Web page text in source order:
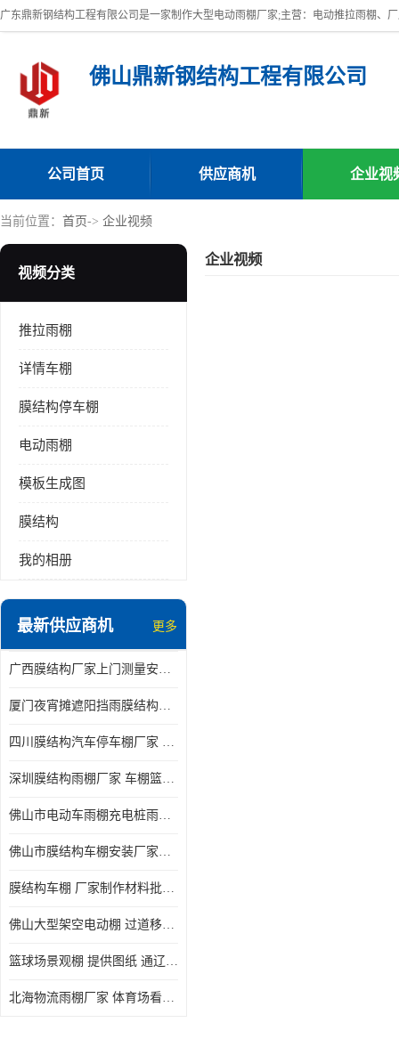
佛山鼎新钢结构工程有限公司
公司首页 供应商机 企业视
当前位置： 首页-> 企业视频
视频分类
推拉雨棚
详情车棚
膜结构停车棚
电动雨棚
模板生成图
膜结构
我的相册
最新供应商机 更多
广西膜结构厂家上门测量安装发货，厂家发货没有差价
厦门夜宵摊遮阳挡雨膜结构雨棚设计 上门测量 款式多
四川膜结构汽车停车棚厂家 款式多 提供报价
深圳膜结构雨棚厂家 车棚篮球场体育看台 规格多样
佛山市电动车雨棚充电桩雨棚小区电动车棚
佛山市膜结构车棚安装厂家发货安装
膜结构车棚 厂家制作材料批发安装一体式工厂
佛山大型架空电动棚 过道移动雨蓬 屋轨道悬空棚免费测量
篮球场景观棚 提供图纸 通辽膜结构厂家
北海物流雨棚厂家 体育场看台雨棚 价格优惠
企业视频